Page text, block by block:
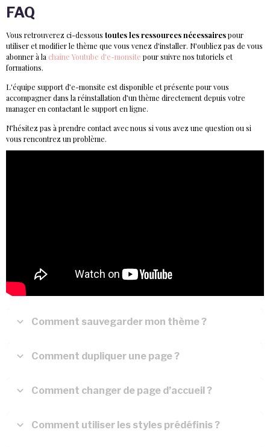
FAQ
Vous retrouverez ci-dessous toutes les ressources nécessairespour
utiliser et modifier le thème que vous venez d'installer. N'oubliez pas de vous
abonner à la chaîne Youtube d'e-monsite pour suivre nos tutoriels et
formations.
L'équipe support d’e-monsite est disponible et présente pour vous
accompagner dans la réinstallation d’un thème directement depuis votre
manager en contactant le support en ligne.
N’hésitez pas à prendre contact avec nous si vous avez une question ou si
vous rencontrez un problème.
Comment sauvegarder mon thème ?
Comment dupliquer une page ?
Comment changer de page d’accueil ?
Comment utiliser les styles prédéfinis ?